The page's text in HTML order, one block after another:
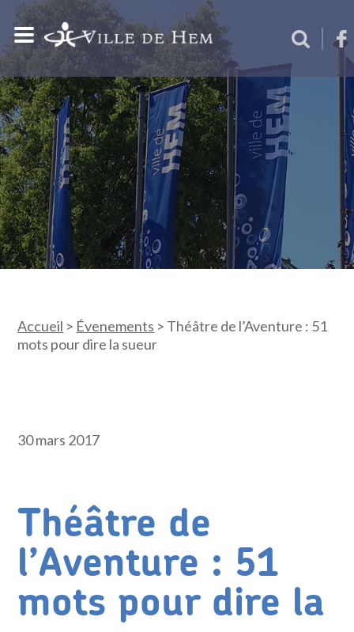
Accueil > Évenements > Théâtre de l’Aventure : 51
mots pour dire la sueur
30 mars 2017
Théâtre de
l’Aventure : 51
mots pour dire la